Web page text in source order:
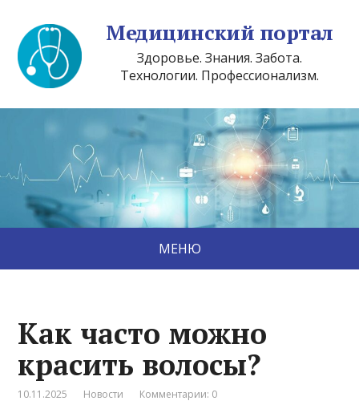
Медицинский портал
Здоровье. Знания. Забота.
Технологии. Профессионализм.
МЕНЮ
Как часто можно
красить волосы?
10.11.2025 Новости Комментарии: 0